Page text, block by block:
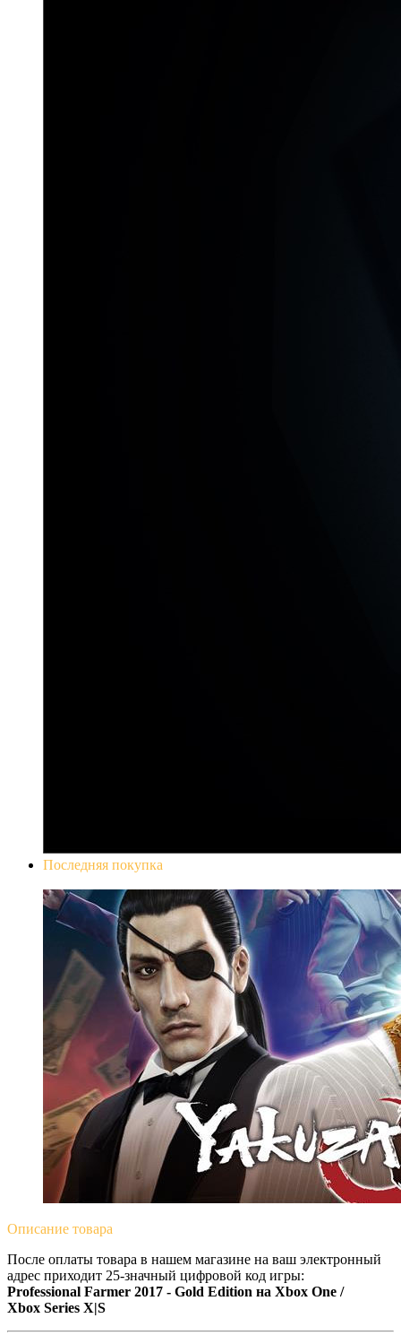
Последняя покупка
Описание товара
После оплаты товара в нашем магазине на ваш электронный
адрес приходит 25-значный цифровой код игры:
Professional Farmer 2017 - Gold Edition на Xbox One /
Xbox Series X|S